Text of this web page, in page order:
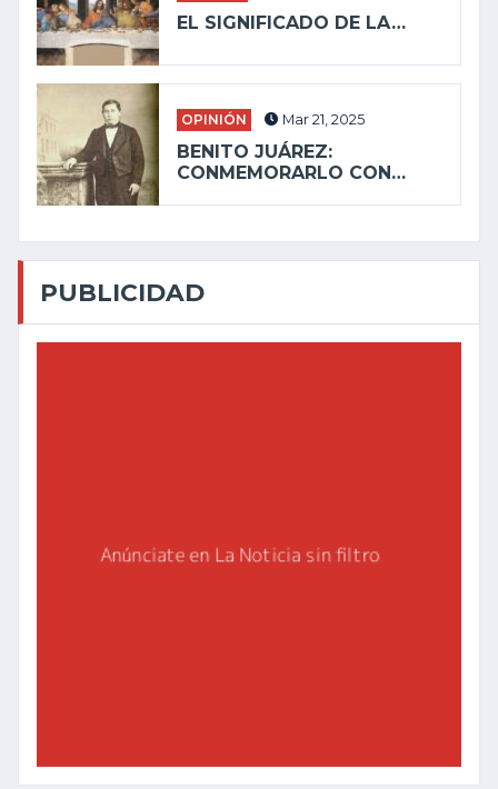
EL SIGNIFICADO DE LA…
OPINIÓN Mar 21, 2025
BENITO JUÁREZ:
CONMEMORARLO CON…
PUBLICIDAD